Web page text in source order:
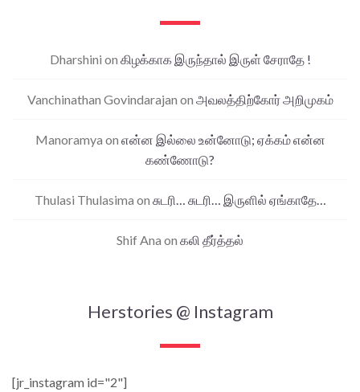
Dharshini on கிழக்காக இருந்தால் இருள் சேராதே !
Vanchinathan Govindarajan on அவலத்திற்கோர் அறிமுகம்
Manoramya on என்ன இல்லை உன்னோடு; ஏக்கம் என்ன
கண்ணோடு?
Thulasi Thulasima on சுடரி… சுடரி… இருளில் ஏங்காதே…
Shif Ana on கலி தீர்த்தல்
Herstories @ Instagram
[jr_instagram id="2"]